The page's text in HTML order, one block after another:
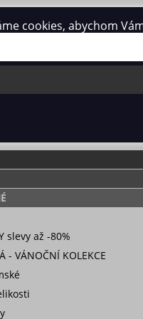
podmínky Ochrana
slevy až -80%
- VÁNOČNÍ KOLEKCE
cookies, abychom